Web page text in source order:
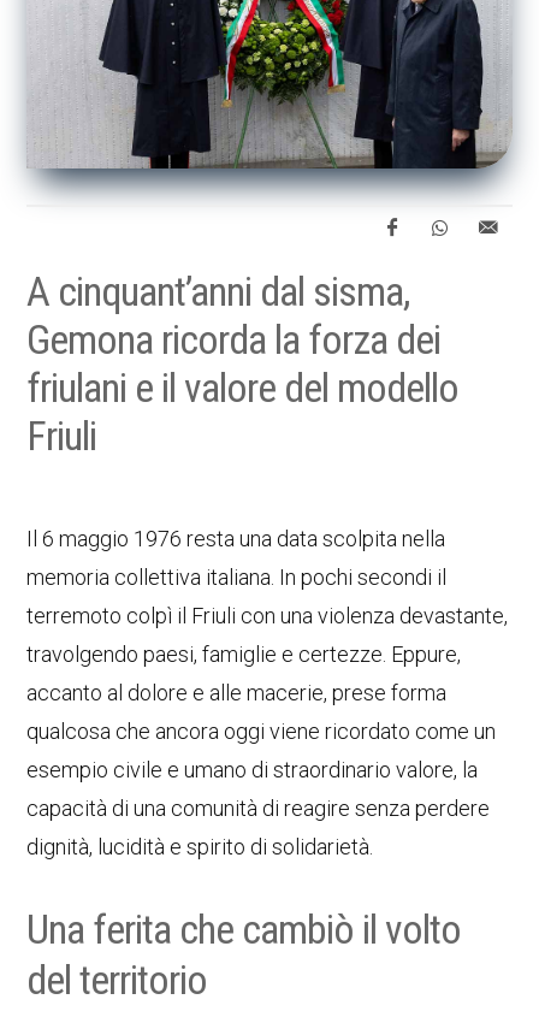
A cinquant’anni dal sisma,
Gemona ricorda la forza dei
friulani e il valore del modello
Friuli
Il 6 maggio 1976 resta una data scolpita nella
memoria collettiva italiana. In pochi secondi il
terremoto colpì il Friuli con una violenza devastante,
travolgendo paesi, famiglie e certezze. Eppure,
accanto al dolore e alle macerie, prese forma
qualcosa che ancora oggi viene ricordato come un
esempio civile e umano di straordinario valore, la
capacità di una comunità di reagire senza perdere
dignità, lucidità e spirito di solidarietà.
Una ferita che cambiò il volto
del territorio